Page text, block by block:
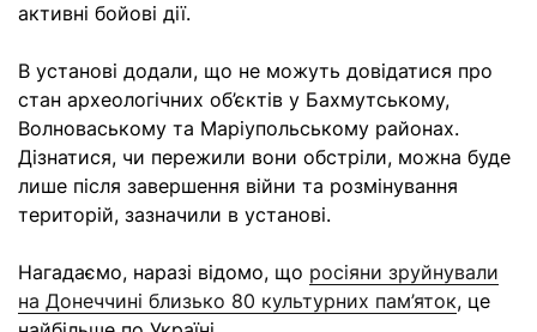
активні бойові дії.
В установі додали, що не можуть довідатися про
стан археологічних об’єктів у Бахмутському,
Волноваському та Маріупольському районах.
Дізнатися, чи пережили вони обстріли, можна буде
лише після завершення війни та розмінування
територій, зазначили в установі.
Нагадаємо, наразі відомо, що росіяни зруйнували
на Донеччині близько 80 культурних пам’яток, це